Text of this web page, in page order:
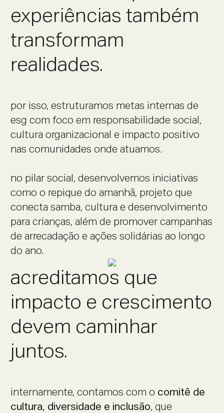
experiências também
transformam
realidades.
por isso, estruturamos metas internas de
esg com foco em responsabilidade social,
cultura organizacional e impacto positivo
nas comunidades onde atuamos.
no pilar social, desenvolvemos iniciativas
como o repique do amanhã, projeto que
conecta samba, cultura e desenvolvimento
para crianças, além de promover campanhas
de arrecadação e ações solidárias ao longo
do ano.
acreditamos que
impacto e crescimento
devem caminhar
juntos.
internamente, contamos com o comitê de
cultura, diversidade e inclusão, que